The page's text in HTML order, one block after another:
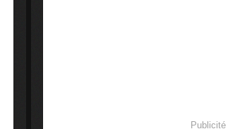
Publicité